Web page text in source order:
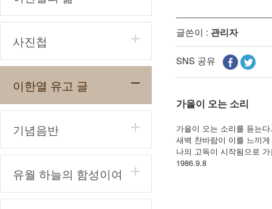
사진첩
이한열 유고 글
기념음반
유월 하늘의 함성이여
글쓴이 : 관리자
SNS 공유
가을이 오는 소리
가을이 오는 소리를 듣는다.
새벽 찬바람이 이를 느끼
나의 고독이 시작됨으로
1986.9.8